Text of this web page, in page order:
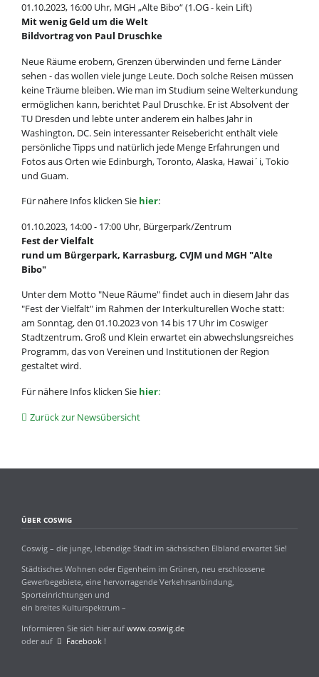
01.10.2023, 16:00 Uhr, MGH „Alte Bibo“ (1.OG - kein Lift)
Mit wenig Geld um die Welt
Bildvortrag von Paul Druschke
Neue Räume erobern, Grenzen überwinden und ferne Länder
sehen - das wollen viele junge Leute. Doch solche Reisen müssen
keine Träume bleiben. Wie man im Studium seine Welterkundung
ermöglichen kann, berichtet Paul Druschke. Er ist Absolvent der
TU Dresden und lebte unter anderem ein halbes Jahr in
Washington, DC. Sein interessanter Reisebericht enthält viele
persönliche Tipps und natürlich jede Menge Erfahrungen und
Fotos aus Orten wie Edinburgh, Toronto, Alaska, Hawai´i, Tokio
und Guam.
Für nähere Infos klicken Sie hier:
01.10.2023, 14:00 - 17:00 Uhr, Bürgerpark/Zentrum
Fest der Vielfalt
rund um Bürgerpark, Karrasburg, CVJM und MGH "Alte
Bibo"
Unter dem Motto "Neue Räume" findet auch in diesem Jahr das
"Fest der Vielfalt" im Rahmen der Interkulturellen Woche statt:
am Sonntag, den 01.10.2023 von 14 bis 17 Uhr im Coswiger
Stadtzentrum. Groß und Klein erwartet ein abwechslungsreiches
Programm, das von Vereinen und Institutionen der Region
gestaltet wird.
Für nähere Infos klicken Sie hier:
Zurück zur Newsübersicht
ÜBER COSWIG
Coswig – die junge, lebendige Stadt im sächsischen Elbland erwartet Sie!
Städtisches Wohnen oder Eigenheim im Grünen, neu erschlossene
Gewerbegebiete, eine hervorragende Verkehrsanbindung,
Sporteinrichtungen und
ein breites Kulturspektrum –
Informieren Sie sich hier auf www.coswig.de
oder auf
Facebook!